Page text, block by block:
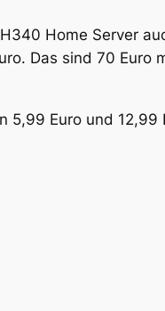
Home Server
Das sind 70 Euro
5,99 Euro und 12,99